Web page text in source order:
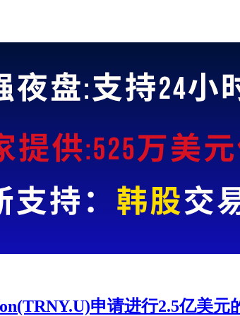
申请进行2.5亿美元